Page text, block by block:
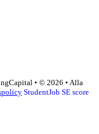
• © 2026 • Alla
StudentJob SE score